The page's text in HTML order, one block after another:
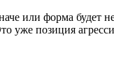
или форма будет
уже позиция